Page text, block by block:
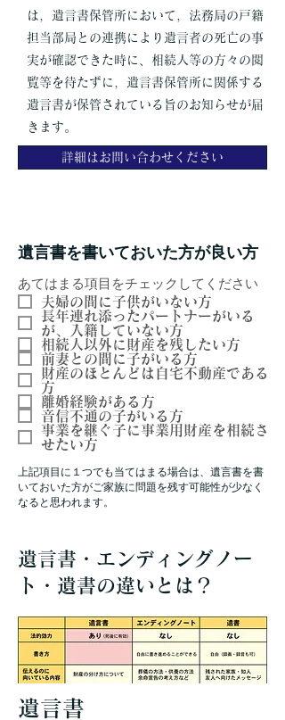
は，遺言書保管所において，法務局の戸籍
担当部局との連携により遺言者の死亡の事
実が確認できた時に、相続人等の方々の閲
覧等を待たずに，遺言書保管所に関係する
遺言書が保管されている旨のお知らせが届
きます。
詳細はお問い合わせください
遺言書を書いておいた方が良い方
あてはまる項目をチェックしてください
夫婦の間に子供がいない方
長年連れ添ったパートナーがいる
が、入籍していない方
相続人以外に財産を残したい方
前妻との間に子がいる方
財産のほとんどは自宅不動産である
方
離婚経験がある方
音信不通の子がいる方
事業を継ぐ子に事業用財産を相続さ
せたい方
上記項目に１つでも当てはまる場合は、遺言書を書
いておいた方がご家族に問題を残す可能性が少なく
なると思われます。
遺言書・エンディングノー
ト・遺書の違いとは？
遺言書